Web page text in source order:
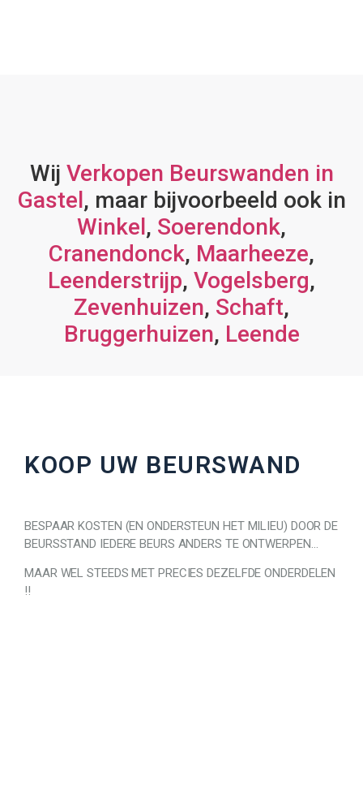
Wij Verkopen Beurswanden in
Gastel, maar bijvoorbeeld ook in
Winkel, Soerendonk,
Cranendonck, Maarheeze,
Leenderstrijp, Vogelsberg,
Zevenhuizen, Schaft,
Bruggerhuizen, Leende
KOOP UW BEURSWAND
BESPAAR KOSTEN (EN ONDERSTEUN HET MILIEU) DOOR DE
BEURSSTAND IEDERE BEURS ANDERS TE ONTWERPEN…
MAAR WEL STEEDS MET PRECIES DEZELFDE ONDERDELEN
!!